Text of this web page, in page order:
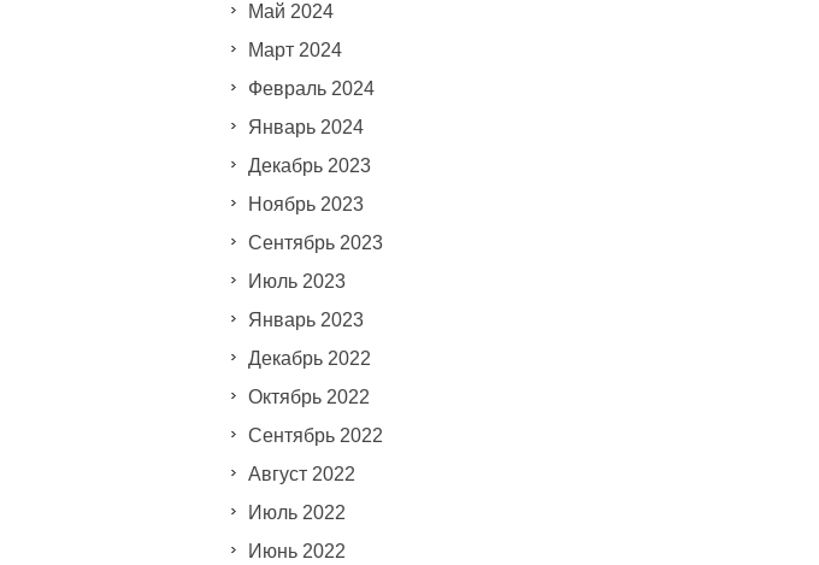
Май 2024
Март 2024
Февраль 2024
Январь 2024
Декабрь 2023
Ноябрь 2023
Сентябрь 2023
Июль 2023
Январь 2023
Декабрь 2022
Октябрь 2022
Сентябрь 2022
Август 2022
Июль 2022
Июнь 2022